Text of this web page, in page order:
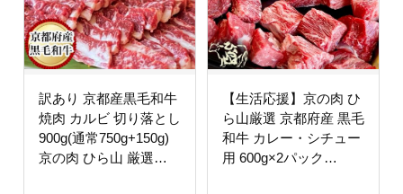
訳あり 京都産黒毛和牛
焼肉 カルビ 切り落とし
900g(通常750g+150g)
京の肉 ひら山 厳選
【生活応援】京の肉 ひ
ら山厳選 京都府産 黒毛
和牛 カレー・シチュー
用 600g×2パック